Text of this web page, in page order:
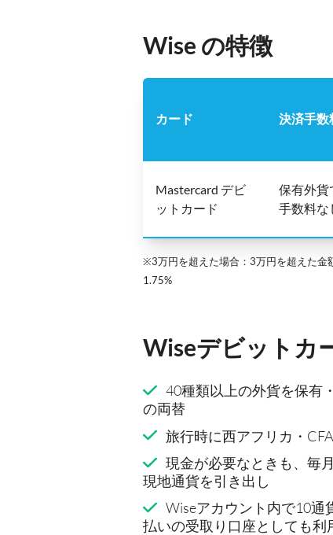
Wise の特徴
カード 決済手数
Mastercard デビ
ットカード
保有外貨
手数料な
※3万円を超えた場合：3万円を超えた金
1.75%
Wiseデビットカ
40種類以上の外貨を保有
の両替
旅行時に西アフリカ・
現金が必要なときも、毎
現地通貨を引き出し
Wiseアカウント内で10通
払いの受取り口座としても利